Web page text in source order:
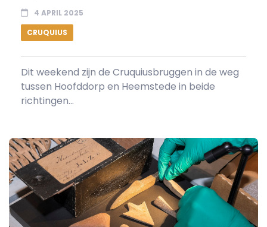
4 APRIL 2025
CRUQUIUS
Dit weekend zijn de Cruquiusbruggen in de weg
tussen Hoofddorp en Heemstede in beide
richtingen...